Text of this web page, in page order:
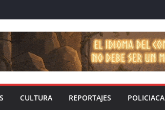
CULTURA REPORTAJES POLICIACA